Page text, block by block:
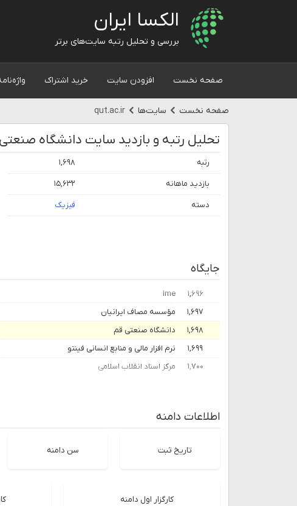
الکسا ایران
بررسی و تحلیل رتبه سایت‌های برتر
صفحه نخست افزودن سایت خرید اشتراک
صفحه نخست سایت‌ها qut.ac.ir
تحلیل رتبه و بازدید سایت دانشگاه
رتبه ۱,۶۹۸
بازدید ماهانه ۱۵,۶۳۲
دسته فیزیک
جایگاه
۱,۶۹۶ Ime
۱,۶۹۷
مؤسسه مصاف ایرانیان
۱,۶۹۸
دانشگاه صنعتی قم
۱,۶۹۹
نرم افزار مالی و منابع انسانی فینتو
۱,۷۰۰
مرکز اسناد انقلاب اسلامی
اطلاعات دامنه
تاریخ ثبت سن دامنه
کارگزار اول دامنه